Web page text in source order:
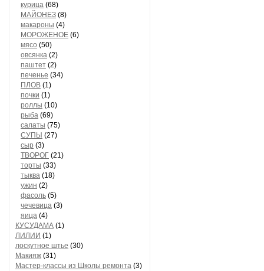
курица (68)
МАЙОНЕЗ (8)
макароны (4)
МОРОЖЕНОЕ (6)
мясо (50)
овсянка (2)
паштет (2)
печенье (34)
ПЛОВ (1)
почки (1)
роллы (10)
рыба (69)
салаты (75)
СУПЫ (27)
сыр (3)
ТВОРОГ (21)
торты (33)
тыква (18)
ужин (2)
фасоль (5)
чечевица (3)
яица (4)
КУСУДАМА (1)
ЛИЛИИ (1)
лоскутное штье (30)
Макияж (31)
Мастер-классы из Школы ремонта (3)